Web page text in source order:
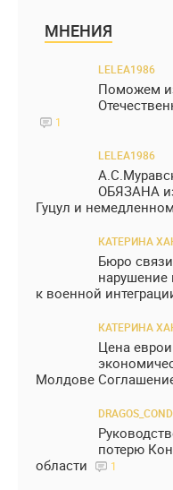
МНЕНИЯ
LELEA1986
Поможем
1
LELEA1986
ОБЯЗАНА
Гуцул и
КАТЕРИНА
Бюро
нарушение
к военной
КАТЕРИНА
Цена
Молдове
потерю
области
1